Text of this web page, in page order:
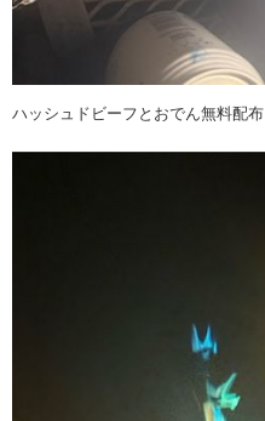
ハッシュドビーフとおでん無料配布